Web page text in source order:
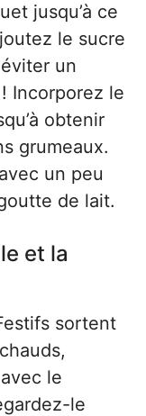
jusqu’à ce
le sucre
un
Incorporez le
obtenir
grumeaux.
un peu
de lait.
et la
sortent
le
le